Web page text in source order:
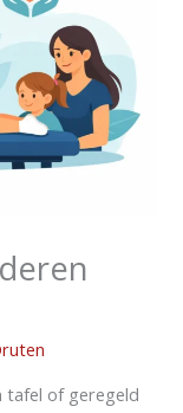
tafel of geregeld